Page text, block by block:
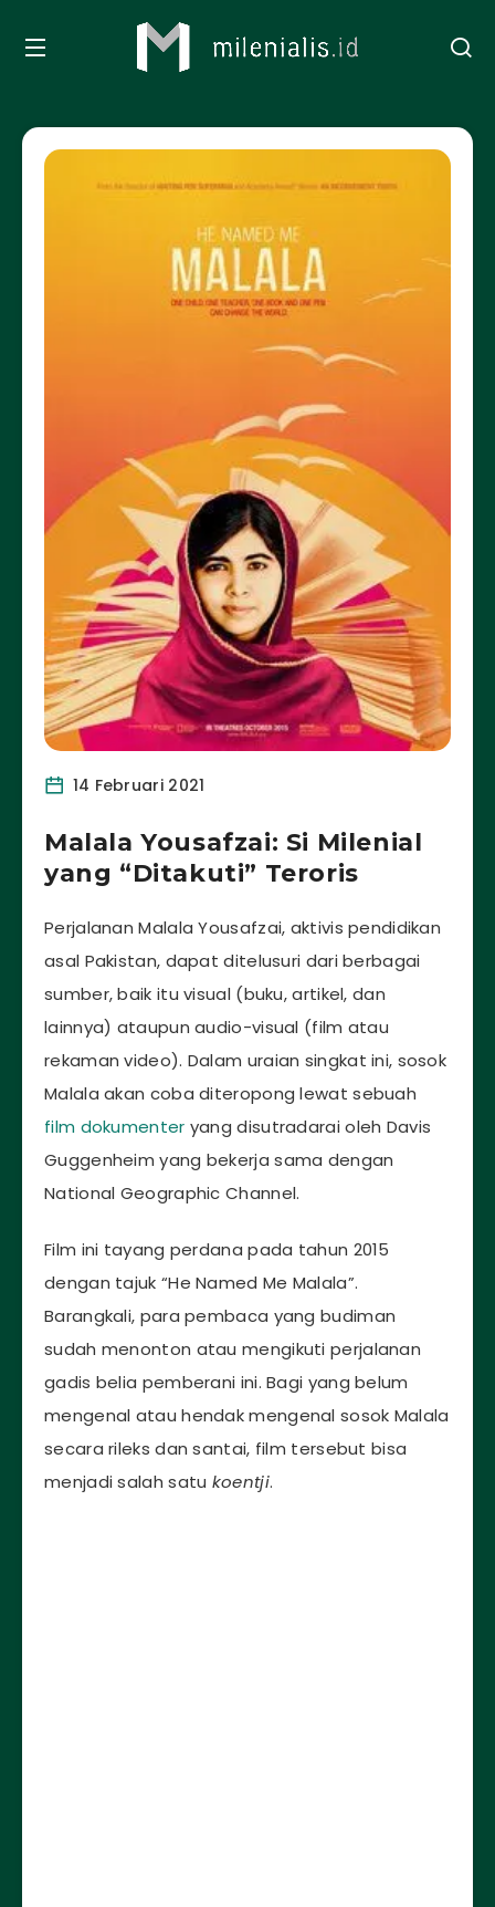
14 Februari 2021
Malala Yousafzai: Si Milenial
yang “Ditakuti” Teroris
Perjalanan Malala Yousafzai, aktivis pendidikan
asal Pakistan, dapat ditelusuri dari berbagai
sumber, baik itu visual (buku, artikel, dan
lainnya) ataupun audio-visual (film atau
rekaman video). Dalam uraian singkat ini, sosok
Malala akan coba diteropong lewat sebuah
film dokumenter yang disutradarai oleh Davis
Guggenheim yang bekerja sama dengan
National Geographic Channel.
Film ini tayang perdana pada tahun 2015
dengan tajuk “He Named Me Malala”.
Barangkali, para pembaca yang budiman
sudah menonton atau mengikuti perjalanan
gadis belia pemberani ini. Bagi yang belum
mengenal atau hendak mengenal sosok Malala
secara rileks dan santai, film tersebut bisa
menjadi salah satu koentji.